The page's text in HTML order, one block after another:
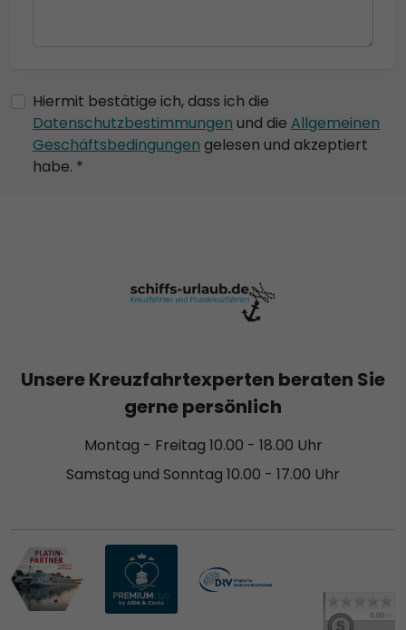
Hiermit bestätige ich, dass ich die
Datenschutzbestimmungen und die Allgemeinen
Geschäftsbedingungen gelesen und akzeptiert
habe. *
Unsere Kreuzfahrtexperten beraten Sie
gerne persönlich
Montag - Freitag 10.00 - 18.00 Uhr
Samstag und Sonntag 10.00 - 17.00 Uhr